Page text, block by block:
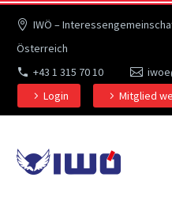
IWÖ –
Österreich
+43 1 315 70 10
Login
Mitglied